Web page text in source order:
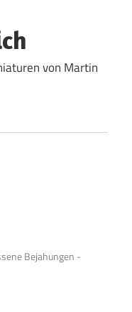
von Martin
Bejahungen -